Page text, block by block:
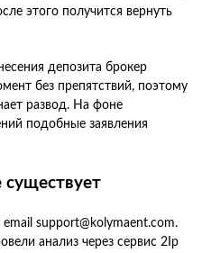
этого получится вернуть
депозита брокер
без препятствий, поэтому
развод. На фоне
подобные заявления
support@kolymaent.com.
анализ через сервис 2Ip